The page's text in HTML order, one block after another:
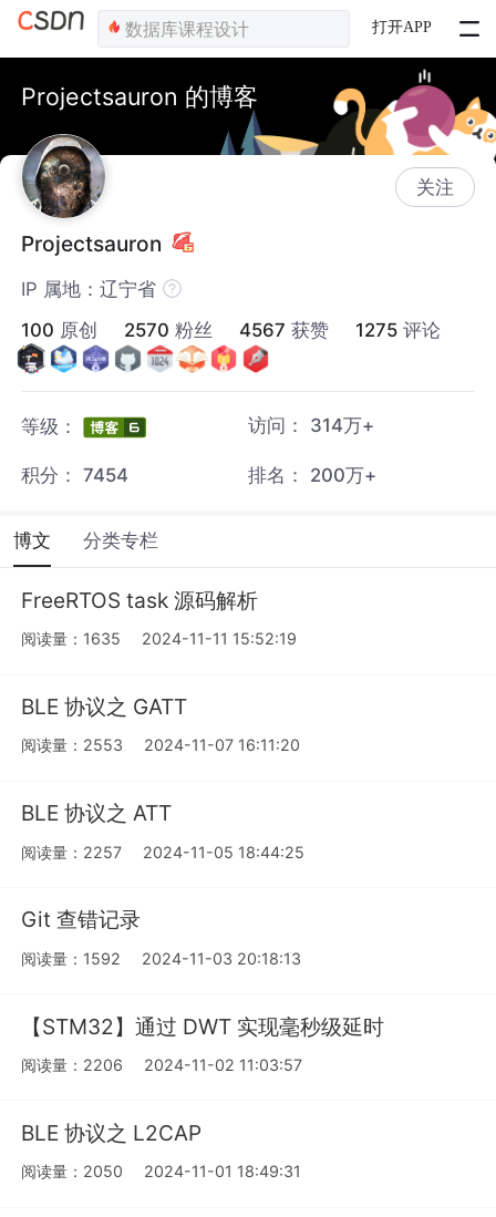
打开APP
Projectsauron 的博客
关注
Projectsauron
IP 属地：辽宁省
100 原创 2570 粉丝 4567 获赞 1275 评论
等级： 访问： 314万+
积分： 7454 排名： 200万+
博文 分类专栏
FreeRTOS task 源码解析
阅读量：1635 2024-11-11 15:52:19
BLE 协议之 GATT
阅读量：2553 2024-11-07 16:11:20
BLE 协议之 ATT
阅读量：2257 2024-11-05 18:44:25
Git 查错记录
阅读量：1592 2024-11-03 20:18:13
【STM32】通过 DWT 实现毫秒级延时
阅读量：2206 2024-11-02 11:03:57
BLE 协议之 L2CAP
阅读量：2050 2024-11-01 18:49:31